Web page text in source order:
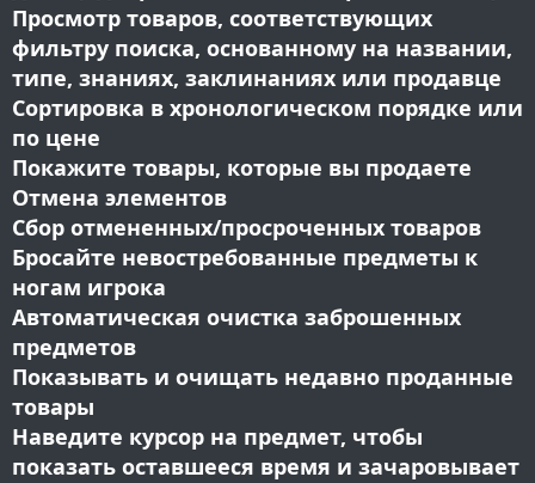
Просмотр товаров, соответствующих
фильтру поиска, основанному на названии,
типе, знаниях, заклинаниях или продавце
Сортировка в хронологическом порядке или
по цене
Покажите товары, которые вы продаете
Отмена элементов
Сбор отмененных/просроченных товаров
Бросайте невостребованные предметы к
ногам игрока
Автоматическая очистка заброшенных
предметов
Показывать и очищать недавно проданные
товары
Наведите курсор на предмет, чтобы
показать оставшееся время и зачаровывает